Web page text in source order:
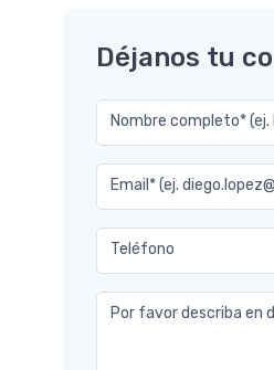
Déjanos tu
Nombre completo* (ej.
Email* (ej.
Teléfono
Por favor describa en